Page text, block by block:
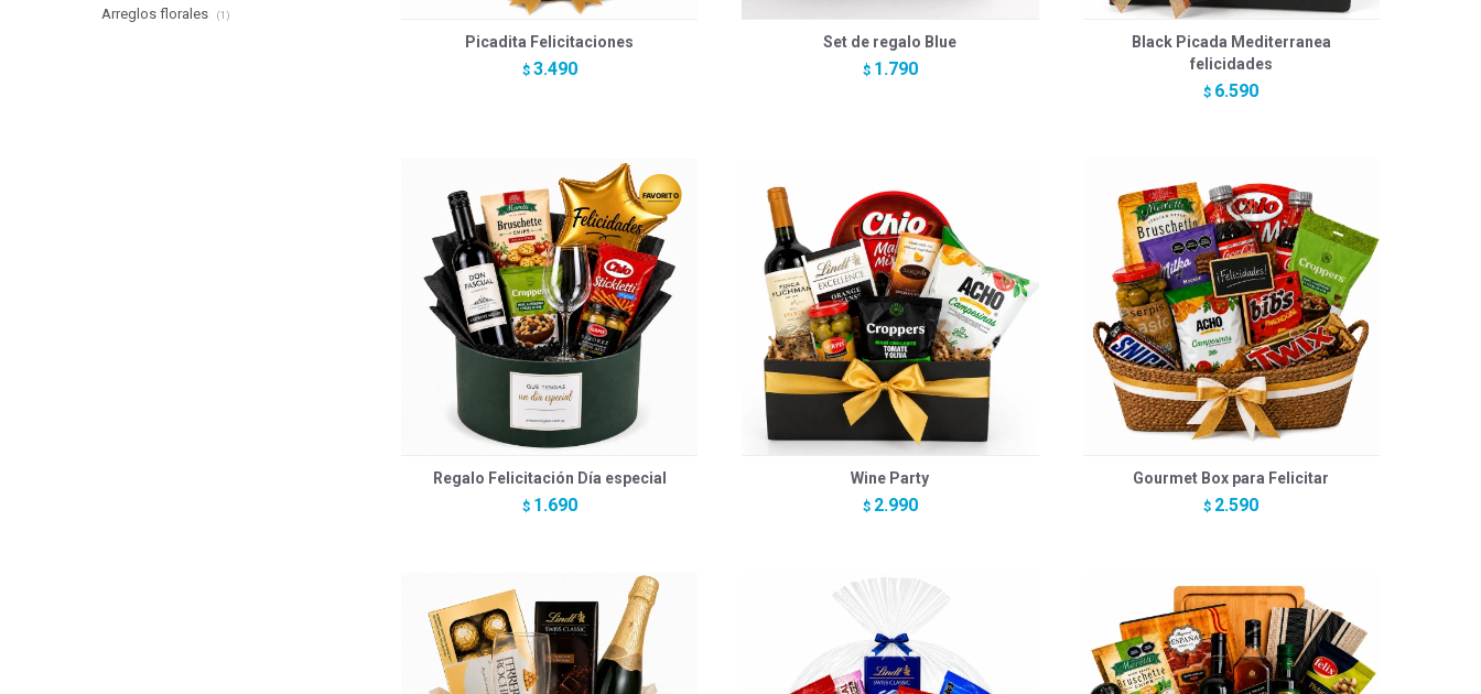
Picadita Felicitaciones
$ 3.490
Set de regalo Blue
$ 1.790
Black Picada Mediterranea
felicidades
$ 6.590
Regalo Felicitación Día especial
$ 1.690
Wine Party
$ 2.990
Gourmet Box para Felicitar
$ 2.590
Arreglos florales (1)